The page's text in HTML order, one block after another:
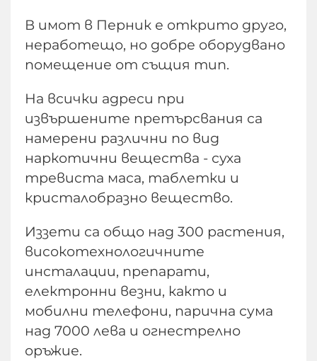
В имот в Перник е открито друго,
неработещо, но добре оборудвано
помещение от същия тип.
На всички адреси при
извършените претърсвания са
намерени различни по вид
наркотични вещества - суха
тревиста маса, таблетки и
кристалобразно вещество.
Иззети са общо над 300 растения,
високотехнологичните
инсталации, препарати,
електронни везни, както и
мобилни телефони, парична сума
над 7000 лева и огнестрелно
оръжие.